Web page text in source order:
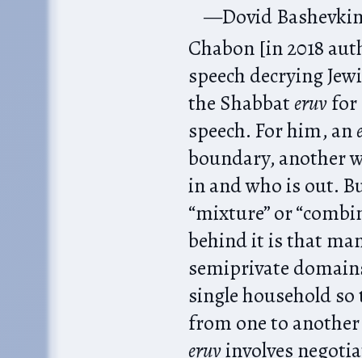
Dovid
Chabon [in 2018
speech decrying
the Shabbateruvfor
speech. For him, an
boundary, another
in and who is out.
“mixture” or
behind it is that
semiprivate
single household
from one to
eruvinvolves